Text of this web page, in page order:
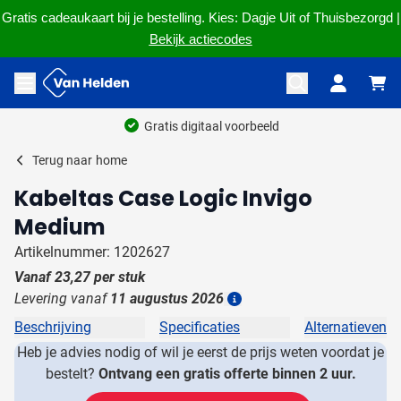
Gratis cadeaukaart bij je bestelling. Kies: Dagje Uit of Thuisbezorgd |
Bekijk actiecodes
Ga naar de inhoud
Menu openen
Gratis digitaal voorbeeld
Terug naar home
Kabeltas Case Logic Invigo
Medium
Artikelnummer: 1202627
Vanaf23,27per stuk
Levering vanaf 11 augustus 2026
Beschrijving Specificaties
Alternatieven
Heb je advies nodig of wil je eerst de prijs weten voordat je
bestelt? Ontvang een gratis offerte binnen 2 uur.